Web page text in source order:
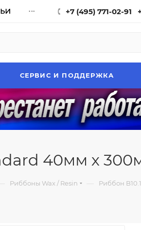
... +7 (495) 771-02-91
СЕРВИС И ПОДДЕРЖКА
40мм х
Риббоны Wax / Resin — Риббон